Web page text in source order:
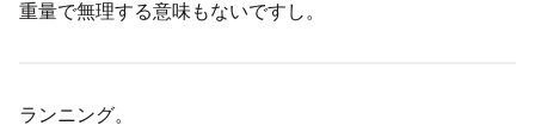
重量で無理する意味もないですし。
ランニング。